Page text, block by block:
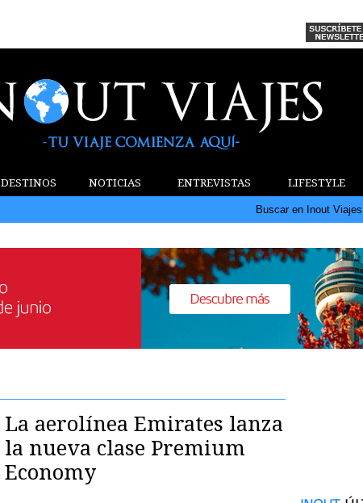
DESTINOS NOTICIAS ENTREVISTAS LIFESTYLE
Buscar en Inout Viajes
La aerolínea Emirates lanza
la nueva clase Premium
Economy